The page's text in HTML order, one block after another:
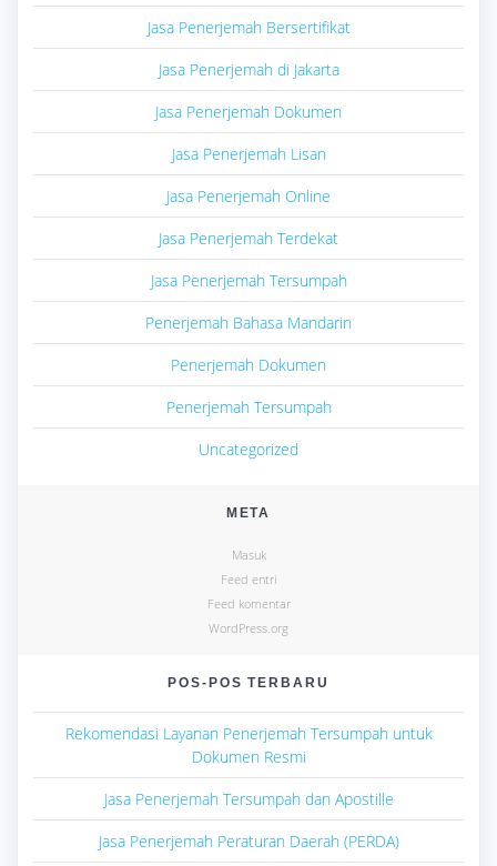
Jasa Penerjemah Bersertifikat
Jasa Penerjemah di Jakarta
Jasa Penerjemah Dokumen
Jasa Penerjemah Lisan
Jasa Penerjemah Online
Jasa Penerjemah Terdekat
Jasa Penerjemah Tersumpah
Penerjemah Bahasa Mandarin
Penerjemah Dokumen
Penerjemah Tersumpah
Uncategorized
META
Masuk
Feed entri
Feed komentar
WordPress.org
POS-POS TERBARU
Rekomendasi Layanan Penerjemah Tersumpah untuk
Dokumen Resmi
Jasa Penerjemah Tersumpah dan Apostille
Jasa Penerjemah Peraturan Daerah (PERDA)